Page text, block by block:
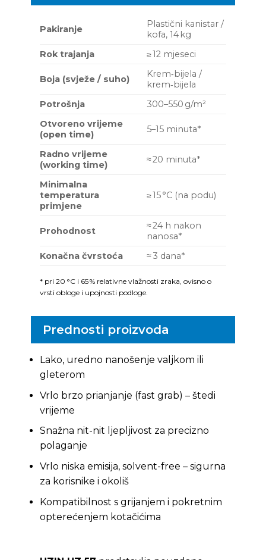
Pakiranje
Plastični kanistar /
kofa, 14 kg
Rok trajanja
≥ 12 mjeseci
Boja (svježe / suho)
Krem‑bijela /
krem‑bijela
Potrošnja
300–550 g/m²
Otvoreno vrijeme
(open time)
5–15 minuta*
Radno vrijeme
(working time)
≈ 20 minuta*
Minimalna
temperatura
primjene
≥ 15 °C (na podu)
Prohodnost
≈ 24 h nakon
nanosa*
Konačna čvrstoća
≈ 3 dana*
* pri 20 °C i 65 % relativne vlažnosti zraka, ovisno o
vrsti obloge i upojnosti podloge.
Prednosti proizvoda
Lako, uredno nanošenje valjkom ili
gleterom
Vrlo brzo prianjanje (fast grab) – štedi
vrijeme
Snažna nit-nit ljepljivost za precizno
polaganje
Vrlo niska emisija, solvent-free – sigurna
za korisnike i okoliš
Kompatibilnost s grijanjem i pokretnim
opterećenjem kotačićima